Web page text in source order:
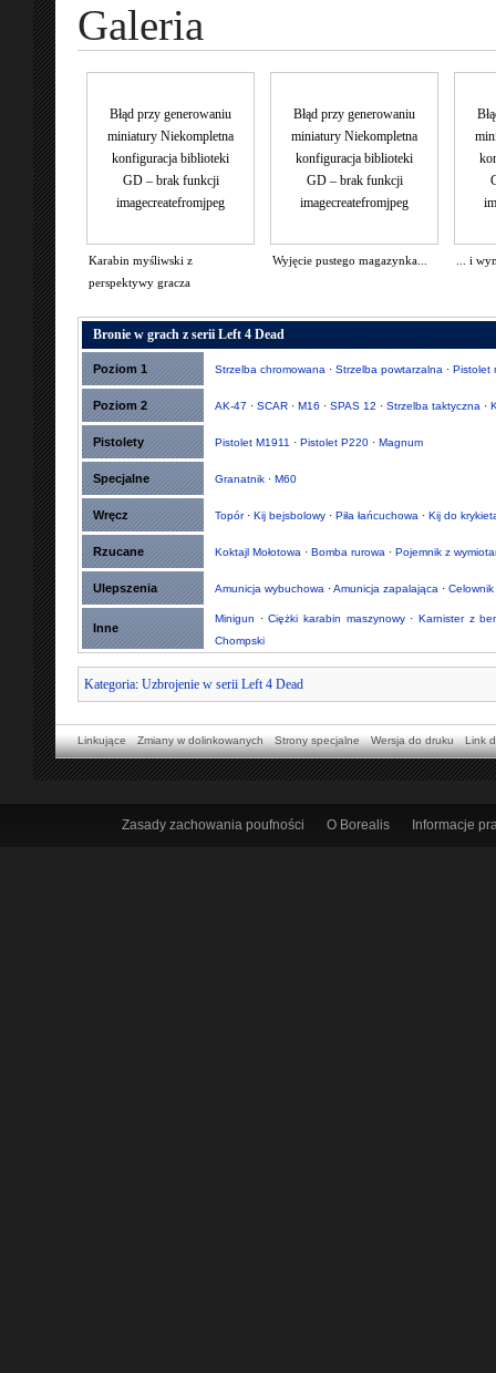
Galeria
Błąd przy generowaniu
miniatury Niekompletna
konfiguracja biblioteki
GD – brak funkcji
imagecreatefromjpeg
Karabin myśliwski z
perspektywy gracza
Błąd przy generowaniu
miniatury Niekompletna
konfiguracja biblioteki
GD – brak funkcji
imagecreatefromjpeg
Wyjęcie pustego magazynka... ... i
Bronie w grach z serii Left 4 Dead
Poziom 1 Strzelba chromowana · Strzelba powtarzalna · Pistolet
Poziom 2 AK-47 · SCAR · M16 · SPAS 12 · Strzelba taktyczna ·
Pistolety Pistolet M1911 · Pistolet P220 · Magnum
Specjalne Granatnik · M60
Wręcz Topór· Kij bejsbolowy · Piła łańcuchowa · Kij do
Rzucane Koktajl Mołotowa · Bomba rurowa · Pojemnik z
Ulepszenia Amunicja wybuchowa ·Amunicja zapalająca ·
Inne
Minigun ·Ciężki karabin maszynowy·Karnister z
Chompski
Kategoria: Uzbrojenie w serii Left 4 Dead
Linkujące Zmiany w dolinkowanych Strony specjalne Wersja do druku Link
Zasady zachowania poufności O Borealis Informacje